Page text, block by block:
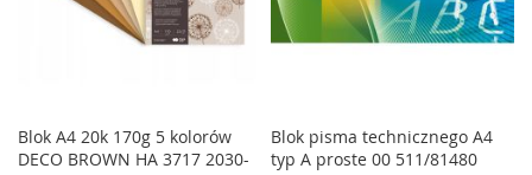
Blok A4 20k 170g 5 kolorów
DECO BROWN HA 3717 2030-
Blok pisma technicznego A4
typ A proste 00 511/81480